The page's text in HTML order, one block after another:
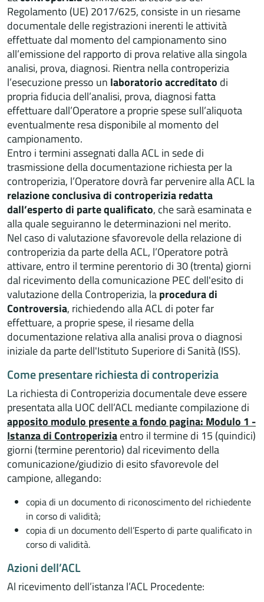
Regolamento (UE) 2017/625, consiste in un riesame
documentale delle registrazioni inerenti le attività
effettuate dal momento del campionamento sino
all’emissione del rapporto di prova relative alla singola
analisi, prova, diagnosi. Rientra nella controperizia
l’esecuzione presso un laboratorio accreditato di
propria fiducia dell’analisi, prova, diagnosi fatta
effettuare dall’Operatore a proprie spese sull’aliquota
eventualmente resa disponibile al momento del
campionamento.
Entro i termini assegnati dalla ACL in sede di
trasmissione della documentazione richiesta per la
controperizia, l’Operatore dovrà far pervenire alla ACL la
relazione conclusiva di controperizia redatta
dall’esperto di parte qualificato, che sarà esaminata e
alla quale seguiranno le determinazioni nel merito.
Nel caso di valutazione sfavorevole della relazione di
controperizia da parte della ACL, l’Operatore potrà
attivare, entro il termine perentorio di 30 (trenta) giorni
dal ricevimento della comunicazione PEC dell'esito di
valutazione della Controperizia, laprocedura di
Controversia, richiedendo alla ACL di poter far
effettuare, a proprie spese, il riesame della
documentazione relativa alla analisi prova o diagnosi
iniziale da parte dell'Istituto Superiore di Sanità (ISS).
Come presentare richiesta di controperizia
La richiesta di Controperizia documentale deve essere
presentata alla UOC dell’ACL mediante compilazione di
apposito modulo presente a fondo pagina: Modulo 1 -
Istanza di Controperiziaentro il termine di 15 (quindici)
giorni (termine perentorio) dal ricevimento della
comunicazione/giudizio di esito sfavorevole del
campione, allegando:
copia di un documento di riconoscimento del richiedente
in corso di validità;
copia di un documento dell’Esperto di parte qualificato in
corso di validità.
Azioni dell’ACL
Al ricevimento dell’istanza l’ACL Procedente: